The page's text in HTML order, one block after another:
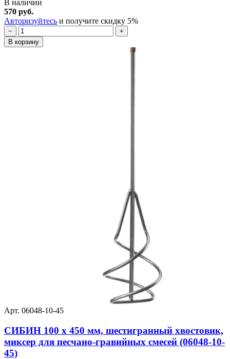
В наличии
570 руб.
Авторизуйтесь и получите скидку 5%
−
+
В корзину
Арт. 06048-10-45
СИБИН 100 х 450 мм, шестигранный хвостовик,
миксер для песчано-гравийных смесей (06048-10-
45)